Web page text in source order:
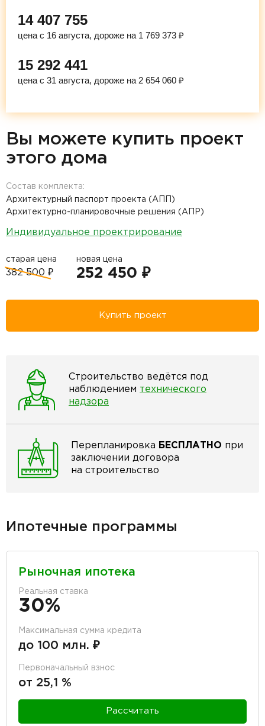
14 407 755
цена с 16 августа, дороже на 1 769 373 ₽
15 292 441
цена с 31 августа, дороже на 2 654 060 ₽
Вы можете купить проект
этого дома
Состав комплекта:
Архитектурный паспорт проекта (АПП)
Архитектурно-планировочные решения (АПР)
Индивидуальное проектрирование
старая цена
382 500 ₽
новая цена
252 450 ₽
Купить проект
Строительство ведётся под
наблюдением технического
надзора
Перепланировка БЕСПЛАТНО при
заключении договора
на строительство
Ипотечные программы
Рыночная ипотека
Реальная ставка
30%
Максимальная сумма кредита
до 100 млн. ₽
Первоначальный взнос
от 25,1 %
Рассчитать